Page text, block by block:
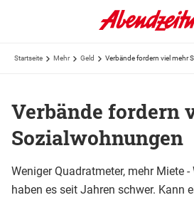
Startseite Mehr Geld Verbände fordern viel mehr
Verbände fordern
Sozialwohnungen
Weniger Quadratmeter, mehr Miete
haben es seit Jahren schwer. Kann